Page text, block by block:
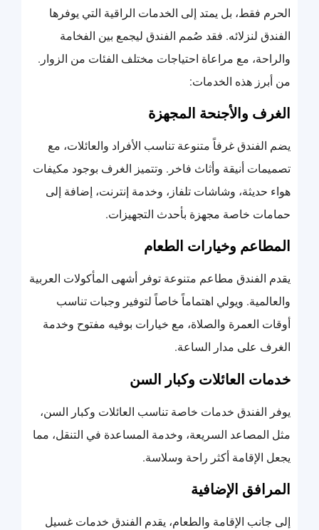
الحرم فقط، بل يمتد إلى الخدمات الراقية التي يوفرها
الفندق لنزلائه. فقد صُمم الفندق ليجمع بين الفخامة
والراحة، مع مراعاة احتياجات مختلف الفئات من الزوار.
من أبرز هذه الخدمات:
الغرف والأجنحة المجهزة
يضم الفندق غرفاً متنوعة تناسب الأفراد والعائلات، مع
تصميمات أنيقة وأثاث فاخر. وتتميز الغرف بوجود مكيفات
هواء حديثة، وشاشات تلفاز، وخدمة إنترنت، إضافة إلى
حمامات خاصة مجهزة بأحدث التجهيزات.
المطاعم وخيارات الطعام
يقدم الفندق مطاعم متنوعة توفر أشهى المأكولات العربية
والعالمية. ويولي اهتماماً خاصاً لتوفير وجبات تناسب
أوقات العمرة والصلاة، مع خيارات بوفيه مفتوح وخدمة
الغرف على مدار الساعة.
خدمات العائلات وكبار السن
يوفر الفندق خدمات خاصة تناسب العائلات وكبار السن،
مثل المصاعد السريعة، وخدمة المساعدة في التنقل، مما
يجعل الإقامة أكثر راحة وسلاسة.
المرافق الإضافية
إلى جانب الإقامة والطعام، يقدم الفندق خدمات غسيل